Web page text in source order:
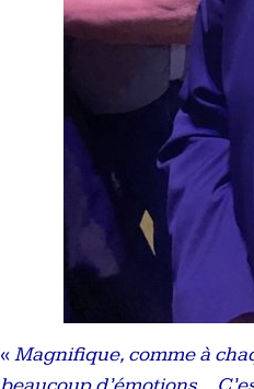
«Magnifique, comme à